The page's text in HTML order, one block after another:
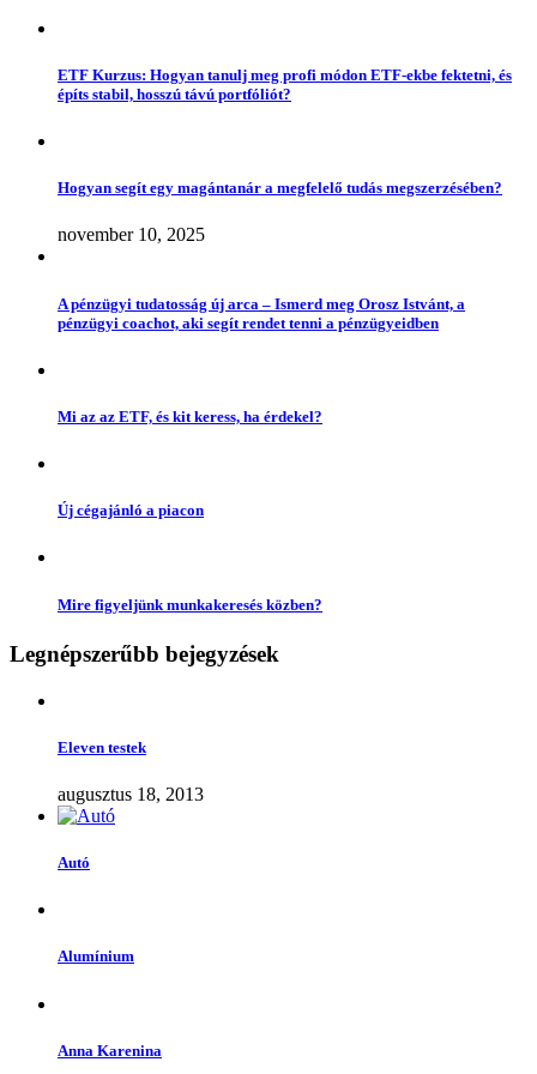
ETF Kurzus: Hogyan tanulj meg profi módon ETF-ekbe fektetni, és
építs stabil, hosszú távú portfóliót?
Hogyan segít egy magántanár a megfelelő tudás megszerzésében?
november 10, 2025
A pénzügyi tudatosság új arca – Ismerd meg Orosz Istvánt, a
pénzügyi coachot, aki segít rendet tenni a pénzügyeidben
Mi az az ETF, és kit keress, ha érdekel?
Új cégajánló a piacon
Mire figyeljünk munkakeresés közben?
Legnépszerűbb bejegyzések
Eleven testek
augusztus 18, 2013
Autó
Alumínium
Anna Karenina